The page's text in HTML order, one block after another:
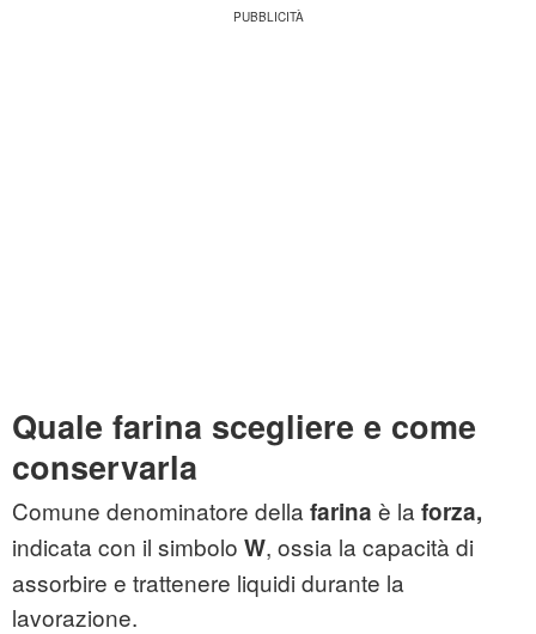
Quale farina scegliere e come
conservarla
Comune denominatore della farina è la forza,
indicata con il simbolo W, ossia la capacità di
assorbire e trattenere liquidi durante la
lavorazione.